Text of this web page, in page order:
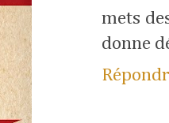
mets
donne